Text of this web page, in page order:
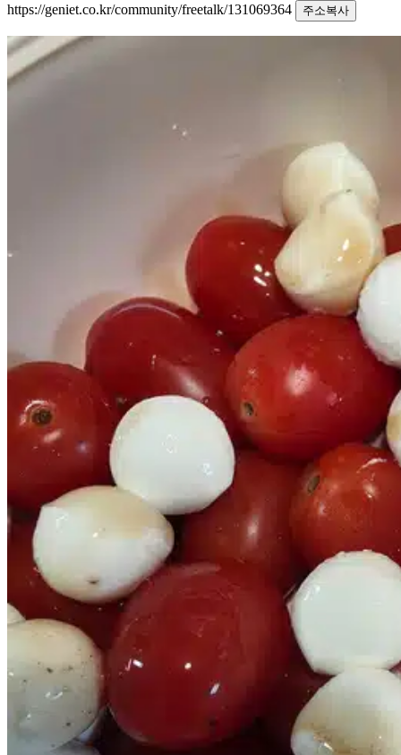
https://geniet.co.kr/community/freetalk/131069364
주소복사